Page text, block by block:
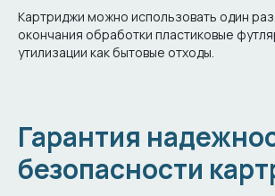
Картриджи можно использовать один
окончания обработки пластиковые
утилизации как бытовые отходы.
Гарантия
безопасности